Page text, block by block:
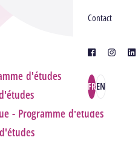
Contact
facebook
FREN
d'études
- Programme d'études